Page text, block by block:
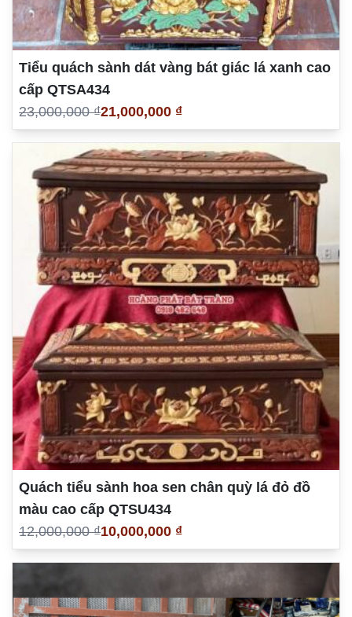
Tiểu quách sành dát vàng bát giác lá xanh cao
cấp QTSA434
23,000,000 ₫21,000,000 ₫
Quách tiểu sành hoa sen chân quỳ lá đỏ đồ
màu cao cấp QTSU434
12,000,000 ₫10,000,000 ₫